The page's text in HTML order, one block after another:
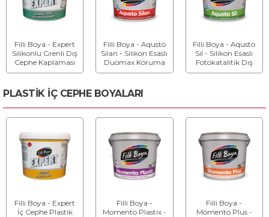
Filli Boya - Expert
Silikonlu Grenli Dış
Cephe Kaplaması
Filli Boya - Aqusto
Silan - Silikon Esaslı
Duomax Koruma
Etkili Dış Cephe
Filli Boya - Aqusto
Sil - Silikon Esaslı
Fotokatalitik Dış
Cephe Boyası
PLASTİK İÇ CEPHE BOYALARI
Filli Boya - Expert
İç Cephe Plastik
Filli Boya -
Momento Plastix -
Filli Boya -
Momento Plus -